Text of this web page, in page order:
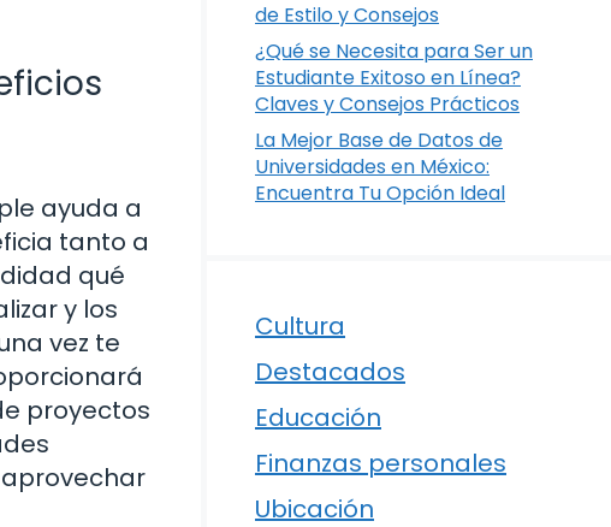
ayuda a
tanto a
qué
y los
vez te
proyectos
de Estilo y Consejos
¿Qué se Necesita para Ser un
Estudiante Exitoso en Línea?
Claves y Consejos Prácticos
La Mejor Base de Datos de
Universidades en México:
Encuentra Tu Opción Ideal
Cultura
Destacados
Educación
Finanzas personales
Ubicación